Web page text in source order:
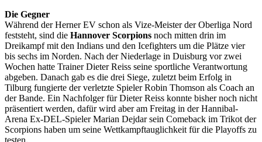
Die Gegner
Während der Herner EV schon als Vize-Meister der Oberliga Nord
feststeht, sind die Hannover Scorpions noch mitten drin im
Dreikampf mit den Indians und den Icefighters um die Plätze vier
bis sechs im Norden. Nach der Niederlage in Duisburg vor zwei
Wochen hatte Trainer Dieter Reiss seine sportliche Verantwortung
abgeben. Danach gab es die drei Siege, zuletzt beim Erfolg in
Tilburg fungierte der verletzte Spieler Robin Thomson als Coach an
der Bande. Ein Nachfolger für Dieter Reiss konnte bisher noch nicht
präsentiert werden, dafür wird aber am Freitag in der Hannibal-
Arena Ex-DEL-Spieler Marian Dejdar sein Comeback im Trikot der
Scorpions haben um seine Wettkampftauglichkeit für die Playoffs zu
testen.